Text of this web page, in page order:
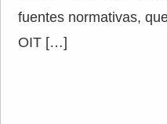
fuentes normativas,
OIT […]